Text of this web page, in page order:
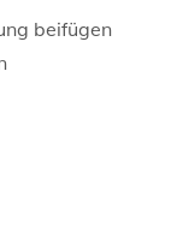
beifügen